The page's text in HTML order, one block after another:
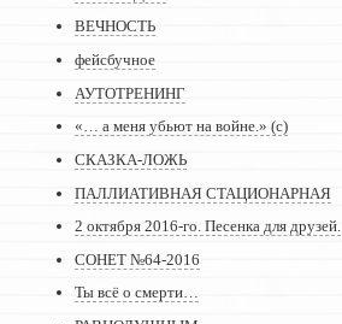
ВЕЧНОСТЬ
фейсбучное
АУТОТРЕНИНГ
«… а меня убьют на войне.» (с)
СКАЗКА-ЛОЖЬ
ПАЛЛИАТИВНАЯ СТАЦИОНАРНАЯ
2 октября 2016-го. Песенка для друзей.
СОНЕТ №64-2016
Ты всё о смерти…